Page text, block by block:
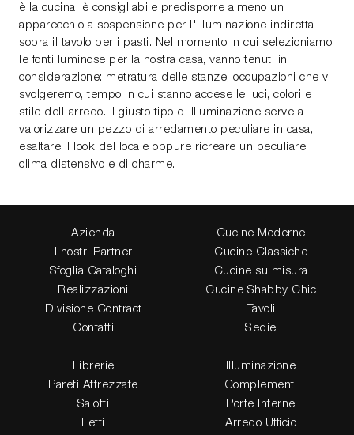
è la cucina: è consigliabile predisporre almeno un
apparecchio a sospensione per l'illuminazione indiretta
sopra il tavolo per i pasti. Nel momento in cui selezioniamo
le fonti luminose per la nostra casa, vanno tenuti in
considerazione: metratura delle stanze, occupazioni che vi
svolgeremo, tempo in cui stanno accese le luci, colori e
stile dell'arredo. Il giusto tipo di Illuminazione serve a
valorizzare un pezzo di arredamento peculiare in casa,
esaltare il look del locale oppure ricreare un peculiare
clima distensivo e di charme.
Azienda
I nostri Partner
Sfoglia Cataloghi
Realizzazioni
Divisione Contract
Contatti
Cucine Moderne
Cucine Classiche
Cucine su misura
Cucine Shabby Chic
Tavoli
Sedie
Librerie
Pareti Attrezzate
Salotti
Letti
Illuminazione
Complementi
Porte Interne
Arredo Ufficio